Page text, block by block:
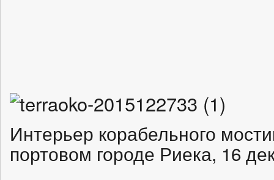
Интерьер корабельного
портовом городе Риека, 16